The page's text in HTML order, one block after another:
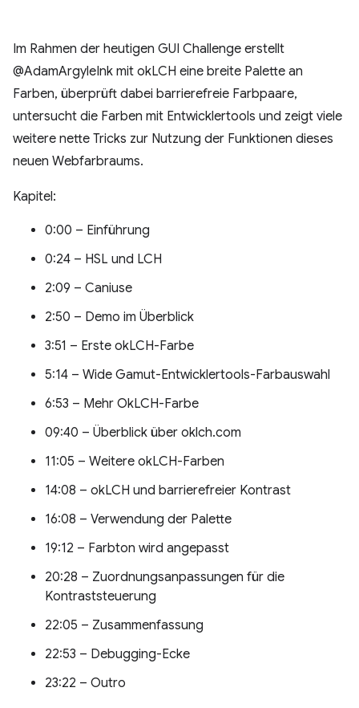
Im Rahmen der heutigen GUI Challenge erstellt
@AdamArgyleInk mit okLCH eine breite Palette an
Farben, überprüft dabei barrierefreie Farbpaare,
untersucht die Farben mit Entwicklertools und zeigt viele
weitere nette Tricks zur Nutzung der Funktionen dieses
neuen Webfarbraums.
Kapitel:
0:00 – Einführung
0:24 – HSL und LCH
2:09 – Caniuse
2:50 – Demo im Überblick
3:51 – Erste okLCH-Farbe
5:14 – Wide Gamut-Entwicklertools-Farbauswahl
6:53 – Mehr OkLCH-Farbe
09:40 – Überblick über oklch.com
11:05 – Weitere okLCH-Farben
14:08 – okLCH und barrierefreier Kontrast
16:08 – Verwendung der Palette
19:12 – Farbton wird angepasst
20:28 – Zuordnungsanpassungen für die
Kontraststeuerung
22:05 – Zusammenfassung
22:53 – Debugging-Ecke
23:22 – Outro